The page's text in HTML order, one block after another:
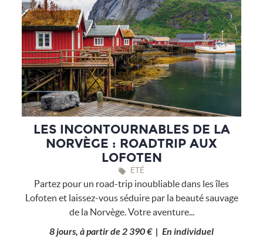
LES INCONTOURNABLES DE LA
NORVÈGE : ROADTRIP AUX
LOFOTEN
ETÉ
Partez pour un road-trip inoubliable dans les îles
Lofoten et laissez-vous séduire par la beauté sauvage
de la Norvège. Votre aventure...
8 jours, à partir de 2 390 € | En individuel